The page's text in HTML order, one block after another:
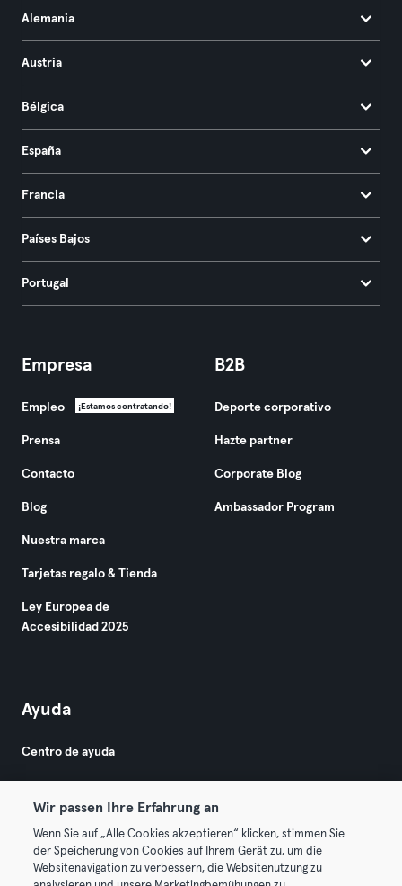
Alemania
Austria
Bélgica
España
Francia
Países Bajos
Portugal
Empresa
Empleo ¡Estamos contratando!
Prensa
Contacto
Blog
Nuestra marca
Tarjetas regalo & Tienda
Ley Europea de
Accesibilidad 2025
B2B
Deporte corporativo
Hazte partner
Corporate Blog
Ambassador Program
Ayuda
Centro de ayuda
© 2026 Urban Sports Group GmbH. All rights reserved.
Wir passen Ihre Erfahrung an
Wenn Sie auf „Alle Cookies akzeptieren“ klicken, stimmen Sie
der Speicherung von Cookies auf Ihrem Gerät zu, um die
Websitenavigation zu verbessern, die Websitenutzung zu